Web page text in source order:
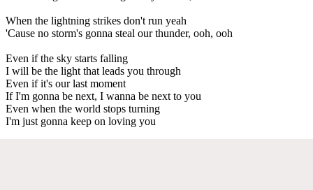
When the lightning strikes don't run yeah
'Cause no storm's gonna steal our thunder, ooh, ooh
Even if the sky starts falling
I will be the light that leads you through
Even if it's our last moment
If I'm gonna be next, I wanna be next to you
Even when the world stops turning
I'm just gonna keep on loving you